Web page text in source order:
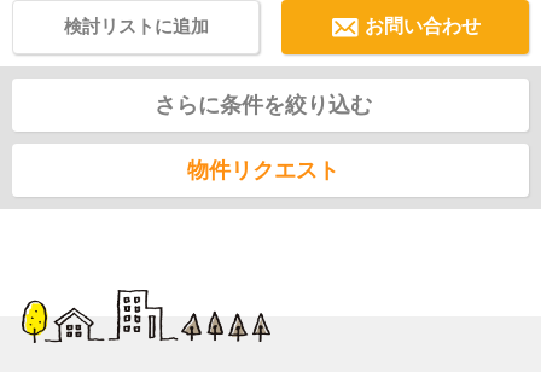
お問い合わせ
検討リストに追加
さらに条件を絞り込む
物件リクエスト